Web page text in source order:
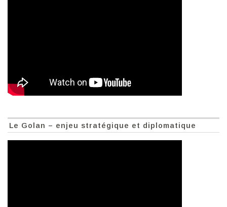
Le Golan – enjeu stratégique et diplomatique